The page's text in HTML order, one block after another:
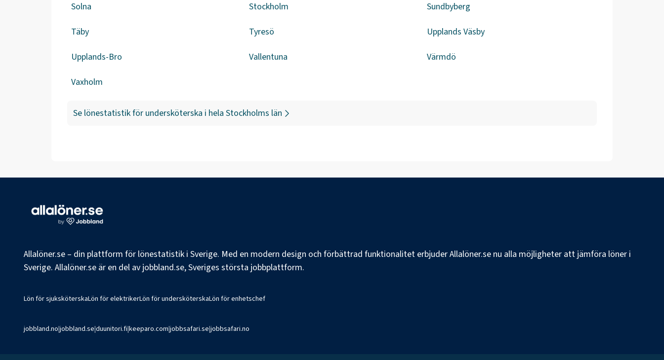
Solna Stockholm Sundbyberg
Täby Tyresö Upplands Väsby
Upplands-Bro Vallentuna Värmdö
Vaxholm
Se lönestatistik för undersköterska i hela Stockholms län
Allalöner.se – din plattform för lönestatistik i Sverige. Med en modern design och förbättrad funktionalitet erbjuder Allalöner.se nu alla möjligheter att jämföra löner i
Sverige. Allalöner.se är en del av jobbland.se, Sveriges största jobbplattform.
Lön för sjuksköterskaLön för elektrikerLön för undersköterskaLön för enhetschef
jobbland.no|jobbland.se|duunitori.fi|keeparo.com|jobbsafari.se|jobbsafari.no